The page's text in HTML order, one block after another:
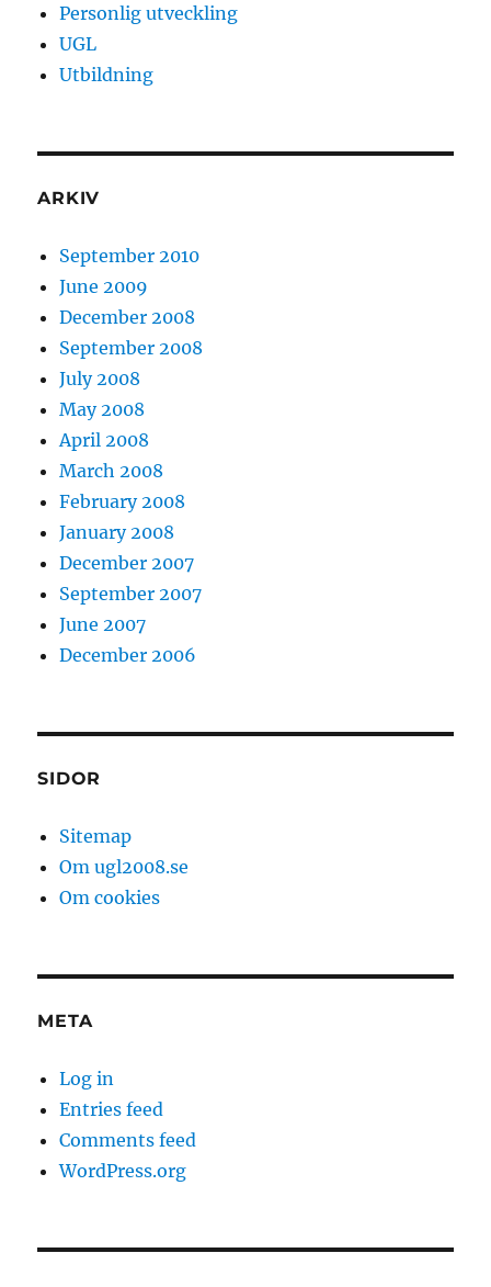
Personlig utveckling
UGL
Utbildning
ARKIV
September 2010
June 2009
December 2008
September 2008
July 2008
May 2008
April 2008
March 2008
February 2008
January 2008
December 2007
September 2007
June 2007
December 2006
SIDOR
Sitemap
Om ugl2008.se
Om cookies
META
Log in
Entries feed
Comments feed
WordPress.org